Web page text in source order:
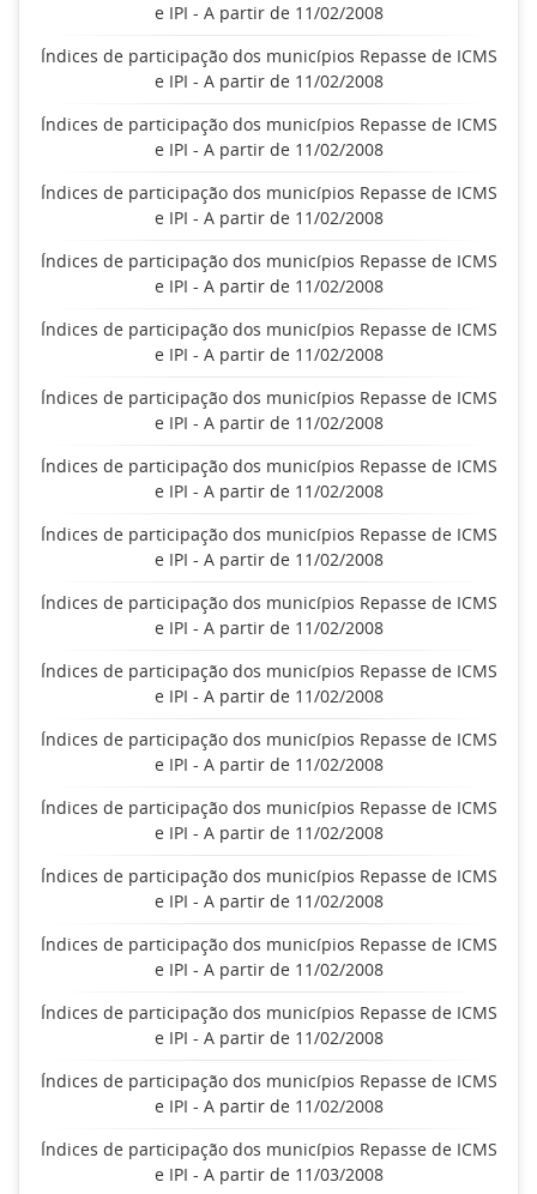
e IPI - A partir de 11/02/2008
Índices de participação dos municípios Repasse de ICMS
e IPI - A partir de 11/02/2008
Índices de participação dos municípios Repasse de ICMS
e IPI - A partir de 11/02/2008
Índices de participação dos municípios Repasse de ICMS
e IPI - A partir de 11/02/2008
Índices de participação dos municípios Repasse de ICMS
e IPI - A partir de 11/02/2008
Índices de participação dos municípios Repasse de ICMS
e IPI - A partir de 11/02/2008
Índices de participação dos municípios Repasse de ICMS
e IPI - A partir de 11/02/2008
Índices de participação dos municípios Repasse de ICMS
e IPI - A partir de 11/02/2008
Índices de participação dos municípios Repasse de ICMS
e IPI - A partir de 11/02/2008
Índices de participação dos municípios Repasse de ICMS
e IPI - A partir de 11/02/2008
Índices de participação dos municípios Repasse de ICMS
e IPI - A partir de 11/02/2008
Índices de participação dos municípios Repasse de ICMS
e IPI - A partir de 11/02/2008
Índices de participação dos municípios Repasse de ICMS
e IPI - A partir de 11/02/2008
Índices de participação dos municípios Repasse de ICMS
e IPI - A partir de 11/02/2008
Índices de participação dos municípios Repasse de ICMS
e IPI - A partir de 11/02/2008
Índices de participação dos municípios Repasse de ICMS
e IPI - A partir de 11/02/2008
Índices de participação dos municípios Repasse de ICMS
e IPI - A partir de 11/02/2008
Índices de participação dos municípios Repasse de ICMS
e IPI - A partir de 11/03/2008